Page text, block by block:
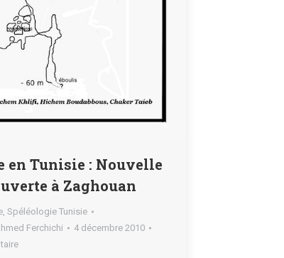
en Tunisie : Nouvelle
à Zaghouan
,Spéléologie Tunisie
Ferchichi
4 décembre 2010